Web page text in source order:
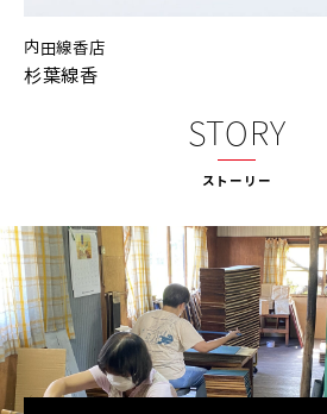
内田線香店
杉葉線香
STORY
ストーリー